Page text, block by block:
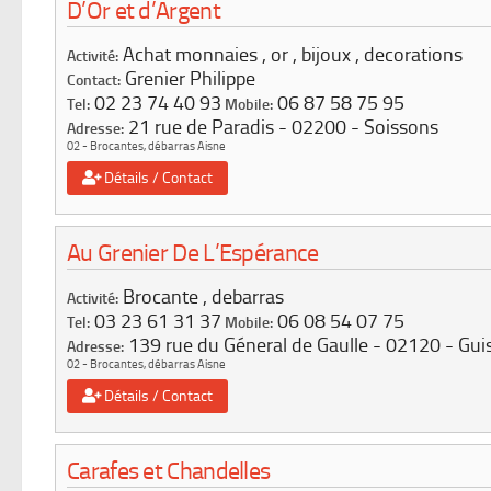
D’Or et d’Argent
Activité: Achat monnaies , or , bijoux , decorations
Contact: Grenier Philippe
Tel: 02 23 74 40 93 Mobile: 06 87 58 75 95
Adresse: 21 rue de Paradis 02200 Soissons
02 - Brocantes, débarras Aisne
Détails / Contact
Au Grenier De L’Espérance
Activité: Brocante , debarras
Tel: 03 23 61 31 37 Mobile: 06 08 54 07 75
Adresse: 139 rue du Géneral de Gaulle 02120
02 - Brocantes, débarras Aisne
Détails / Contact
Carafes et Chandelles